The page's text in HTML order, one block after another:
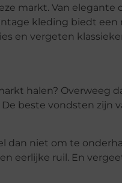
markt. Van elegante
kleding biedt
en vergeten
halen? Overweeg
beste vondsten zijn
dan niet om te
eerlijke ruil. En